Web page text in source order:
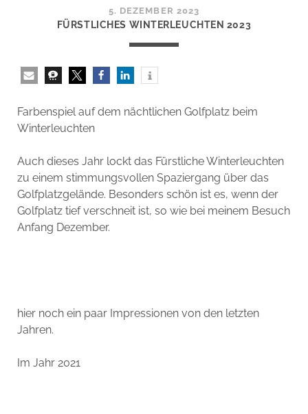
5. DEZEMBER 2023
FÜRSTLICHES WINTERLEUCHTEN 2023
Farbenspiel auf dem nächtlichen Golfplatz beim
Winterleuchten
Auch dieses Jahr lockt das Fürstliche Winterleuchten
zu einem stimmungsvollen Spaziergang über das
Golfplatzgelände. Besonders schön ist es, wenn der
Golfplatz tief verschneit ist, so wie bei meinem Besuch
Anfang Dezember.
hier noch ein paar Impressionen von den letzten
Jahren.
Im Jahr 2021